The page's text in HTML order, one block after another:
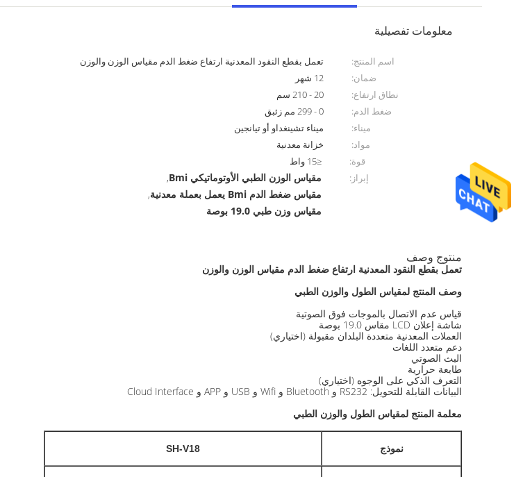
معلومات تفصيلية
اسم المنتج: تعمل بقطع النقود المعدنية ارتفاع ضغط الدم مقياس الوزن والوزن
ضمان:
12 شهر
نطاق ارتفاع:
20 - 210 سم
ضغط الدم:
0 - 299 مم زئبق
ميناء:
ميناء تشينغداو أو تيانجين
مواد:
خزانة معدنية
قوة:
≤15 واط
إبراز:
مقياس الوزن الطبي الأوتوماتيكي Bmi ,
مقياس ضغط الدم Bmi يعمل بعملة معدنية ,
مقياس وزن طبي 19.0 بوصة
منتوج وصف
تعمل بقطع النقود المعدنية ارتفاع ضغط الدم مقياس الوزن والوزن
وصف المنتج لمقياس الطول والوزن الطبي
قياس عدم الاتصال بالموجات فوق الصوتية
شاشة إعلان LCD مقاس 19.0 بوصة
العملات المعدنية متعددة البلدان مقبولة (اختياري)
دعم متعدد اللغات
البث الصوتي
طابعة حرارية
التعرف الذكي على الوجوه (اختياري)
البيانات القابلة للتحويل: RS232 و Bluetooth و Wifi و USB و APP و Cloud Interface
معلمة المنتج لمقياس الطول والوزن الطبي
نموذج SH-V18